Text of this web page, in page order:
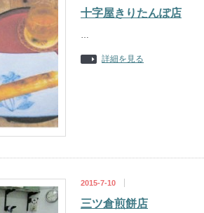
十字屋きりたんぽ店
…
詳細を見る
2015-7-10
三ツ倉煎餅店